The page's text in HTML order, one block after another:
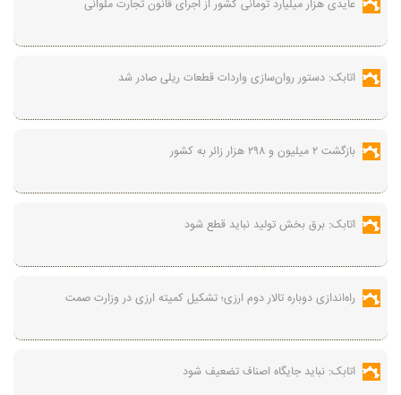
عایدی هزار میلیارد تومانی کشور از اجرای قانون تجارت ملوانی
اتابک: دستور روان‌سازی واردات قطعات ریلی صادر شد
بازگشت ۲ میلیون و ۲۹۸ هزار زائر به کشور
اتابک: برق بخش تولید نباید قطع شود
راه‌اندازی دوباره تالار دوم ارزی؛ تشکیل کمیته ارزی در وزارت صمت
اتابک: نباید جایگاه اصناف تضعیف شود